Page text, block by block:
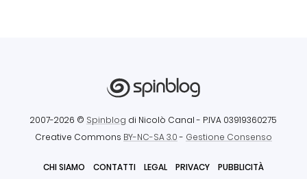
2007-2026 © Spinblog di Nicolò Canal - P.IVA 03919360275
Creative Commons BY-NC-SA 3.0- Gestione Consenso
CHI SIAMO CONTATTI LEGAL PRIVACY PUBBLICITÀ